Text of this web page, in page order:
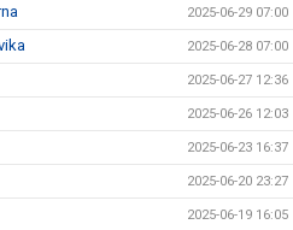
2025-06-29 07:00
2025-06-28 07:00
2025-06-27 12:36
2025-06-26 12:03
2025-06-23 16:37
2025-06-20 23:27
2025-06-19 16:05